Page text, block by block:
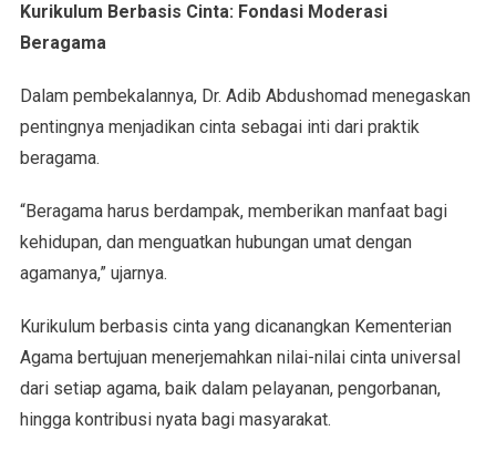
Kurikulum Berbasis Cinta: Fondasi Moderasi
Beragama
Dalam pembekalannya, Dr. Adib Abdushomad menegaskan
pentingnya menjadikan cinta sebagai inti dari praktik
beragama.
“Beragama harus berdampak, memberikan manfaat bagi
kehidupan, dan menguatkan hubungan umat dengan
agamanya,” ujarnya.
Kurikulum berbasis cinta yang dicanangkan Kementerian
Agama bertujuan menerjemahkan nilai-nilai cinta universal
dari setiap agama, baik dalam pelayanan, pengorbanan,
hingga kontribusi nyata bagi masyarakat.